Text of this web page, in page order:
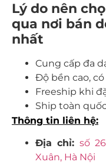
Lý do nên
qua nơi bán
nhất
Cung cấp đa
Độ bền cao,
Freeship khi
Ship toàn
Thông tin liên hệ:
Địa chỉ: số
Xuân, Hà Nội